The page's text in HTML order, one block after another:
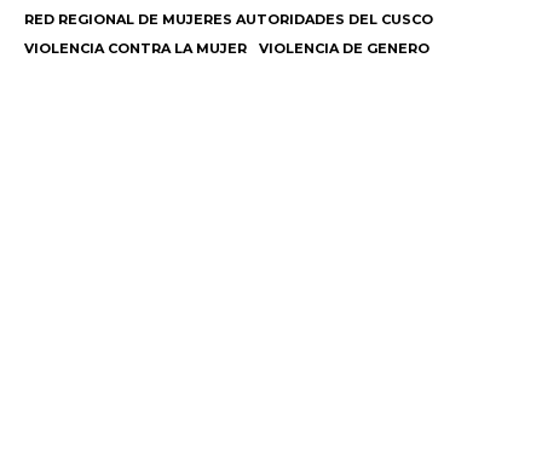
RED REGIONAL DE MUJERES AUTORIDADES DEL CUSCO
VIOLENCIA CONTRA LA MUJER
VIOLENCIA DE GENERO